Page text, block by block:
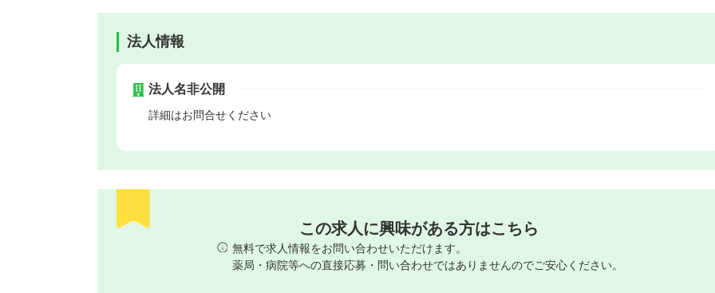
法人情報
法人名非公開
詳細はお問合せください
この求人に興味がある方はこちら
無料で求人情報をお問い合わせいただけます。
薬局・病院等への直接応募・問い合わせではありませんのでご安心ください。